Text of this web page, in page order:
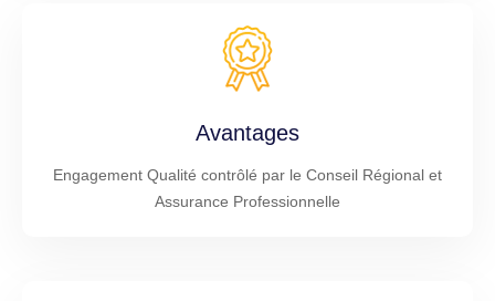
Avantages
Engagement Qualité contrôlé par le Conseil Régional et
Assurance Professionnelle